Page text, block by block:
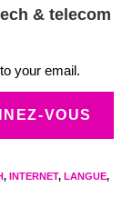
& telecom
your email.
VOUS
, INTERNET, LANGUE,